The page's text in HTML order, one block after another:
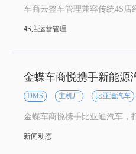
车商云整车管理兼容传统4S
4S店运营管理
金蝶车商悦携手新能源
DMS 主机厂 比亚迪汽车
新闻动态